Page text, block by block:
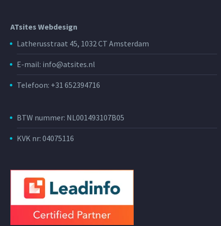
ATsites Webdesign
Latherusstraat 45, 1032 CT Amsterdam
E-mail: info@atsites.nl
Telefoon: +31 652394716
BTW nummer: NL001493107B05
KVK nr: 04075116